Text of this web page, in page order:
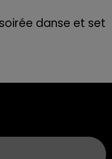
soirée danse et set